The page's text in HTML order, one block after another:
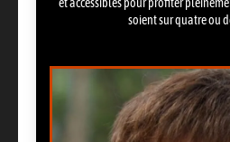
soient sur quatre ou